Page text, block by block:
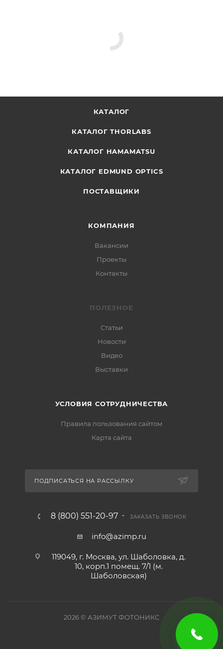
КАТАЛОГ
КАТАЛОГ THORLABS
КАТАЛОГ HAMAMATSU
КАТАЛОГ EDMUND OPTICS
ПОСТАВЩИКИ
КОМПАНИЯ
Вакансии
Проекты
Контакты
ПОЛЕЗНОЕ
Статьи
Новости
Видео
Выставки
УСЛОВИЯ СОТРУДНИЧЕСТВА
Правила пользования сайтом
Карта сайта
ПОДПИСАТЬСЯ НА РАССЫЛКУ
8 (800) 551-20-97 ЗАКАЗАТЬ ЗВОНОК
info@azimp.ru
119049, г. Москва, ул. Шаболовка, д.
10, корп.1 помещ. 7/1 (м.
Шаболовская)
2026© АЗИМУТ ФОТОНИКС